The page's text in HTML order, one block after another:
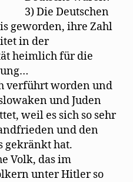
3) Die Deutschen
geworden, ihre Zahl
in der
heimlich für die
verführt worden und
und Juden
weil es sich so sehr
und den
gekränkt hat.
Volk, das im
unter Hitler so